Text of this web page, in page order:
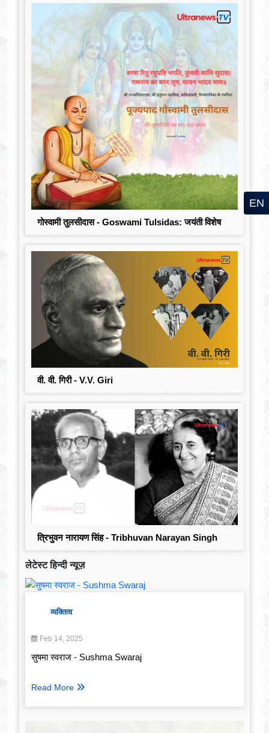
गोस्वामी तुलसीदास - Goswami Tulsidas: जयंती विशेष
वी. वी. गिरी - V.V. Giri
त्रिभुवन नारायण सिंह - Tribhuvan Narayan Singh
लेटेस्ट हिन्दी न्यूज़
व्यक्तित्व
Feb 14, 2025
सुषमा स्वराज - Sushma Swaraj
Read More
EN